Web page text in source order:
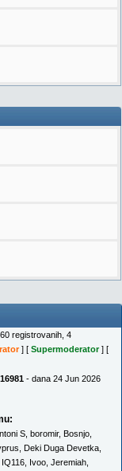
registrovanih, 4
] [ Supermoderator] [
16981 - dana 24 Jun 2026
S boromir, Bosnjo
Deki Duga Devetka
IQ116 Ivoo Jeremiah